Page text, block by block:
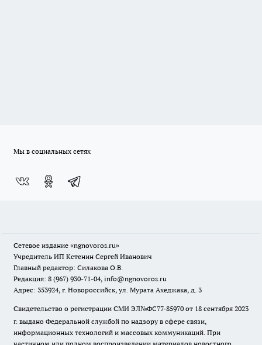
Мы в социальных сетях
Сетевое издание «ngnovoros.ru»
Учредитель ИП Кстенин Сергей Иванович
Главный редактор: Силакова О.В.
Редакция: 8 (967) 930-71-04, info@ngnovoros.ru
Адрес: 353924, г. Новороссийск, ул. Мурата Ахеджака, д. 3
Свидетельство о регистрации СМИ ЭЛ№ФС77-85970 от 18 сентября 2023
г. выдано Федеральной службой по надзору в сфере связи,
информационных технологий и массовых коммуникаций. При